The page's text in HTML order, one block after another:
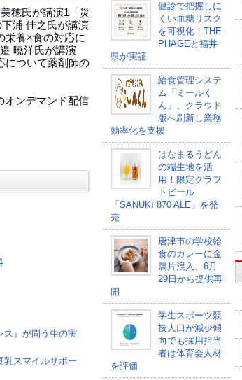
穂氏が講演1「災
浦 佳之氏が講演
栄養×食の対応に
暁洋氏が講演
について薬剤師の
オンデマンド配信
ス』が問う生の実
乳スマイルサポー
健診で把握しに
くい血糖リスク
を可視化！THE
PHAGEと福井
県が実証
給食管理システ
ム「ミールく
ん」、クラウド
版へ刷新し業務
効率化を支援
はなまるうどん
の端生地を活
用！限定クラフ
トビール
「SANUKI 870 ALE」を発
売
唐津市の学校給
食のカレーに金
属片混入、6月
29日から提供再
開
学生スポーツ競
技人口が減少傾
向でも採用担当
者は体育会人材
を評価